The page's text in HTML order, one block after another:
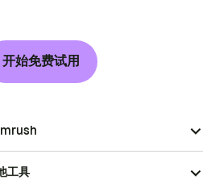
开始免费试用
工具